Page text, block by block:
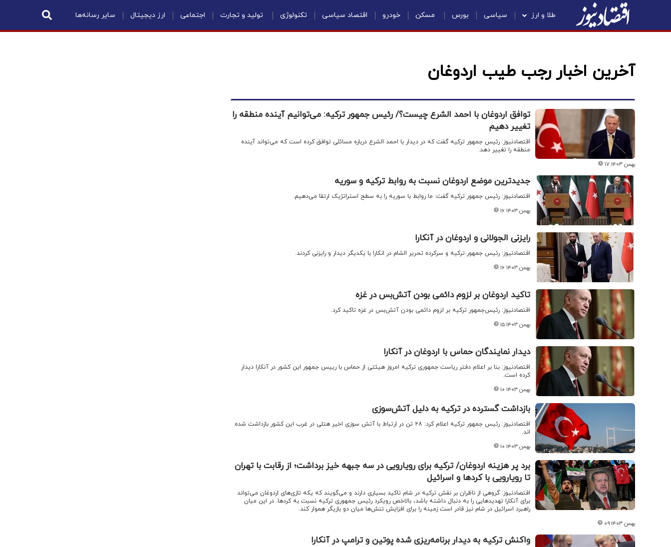
طلا و ارز سیاسی بورس مسکن خودرو اقتصاد سیاسی تکنولوژی تولید و تجارت اجتماعی ارز دیجیتال سایر رسانه‌ها
آخرین اخبار رجب طیب اردوغان
توافق اردوغان با احمد الشرع چیست؟/ رئیس جمهور ترکیه: می‌توانیم آینده منطقه را
تغییر دهیم
اقتصادنیوز: رئیس جمهور ترکیه گفت که در دیدار با احمد الشرع درباره مسائلی توافق کرده است که می‌تواند آینده
منطقه را تغییر دهد.
۱۷ بهمن ۱۴۰۳
جدیدترین موضع اردوغان نسبت به روابط ترکیه و سوریه
اقتصادنیوز: رئیس جمهور ترکیه گفت: ما روابط با سوریه را به سطح استراتژیک ارتقا می‌دهیم.
۱۶ بهمن ۱۴۰۳
رایزنی الجولانی و اردوغان در آنکارا
اقتصادنیوز: رئیس جمهور ترکیه و سرکرده تحریر الشام در انکارا با یکدیگر دیدار و رایزنی کردند.
۱۶ بهمن ۱۴۰۳
تاکید اردوغان بر لزوم دائمی بودن آتش‌بس در غزه
اقتصادنیوز: رئیس‌جمهور ترکیه بر لزوم دائمی بودن آتش‌بس در غزه تاکید کرد.
۱۵ بهمن ۱۴۰۳
دیدار نمایندگان حماس با اردوغان در آنکارا
اقتصادنیوز: بنا بر اعلام دفتر ریاست جمهوری ترکیه امروز هیئتی از حماس با رییس جمهور این کشور در آنکارا دیدار
کرده است.
۱۰ بهمن ۱۴۰۳
بازداشت گسترده در ترکیه به دلیل آتش‌سوزی
اقتصادنیوز: رئیس جمهور ترکیه اعلام کرد: ۲۸ تن در ارتباط با آتش سوزی اخیر هتلی در غرب این کشور بازداشت شده
اند.
۱۰ بهمن ۱۴۰۳
برد پر هزینه اردوغان/ ترکیه برای رویارویی در سه جبهه خیز برداشت؛ از رقابت با تهران
تا رویارویی با کردها و اسرائیل
اقتصادنیوز: گروهی از ناظران بر نقش ترکیه در شام تاکید بسیاری دارند و می‌گویند که یکه‌ تازی‌های اردوغان می‌تواند
برای آنکارا تهدیدهایی را به دنبال داشته باشد، بالاخص رویکرد رئیس جمهوری ترکیه نسبت به کردها. در این میان
راهبرد اسرائیل در شام نیز قادر است زمینه را برای افزایش تنش‌ها میان دو بازیگر هموار کند.
۰۹ بهمن ۱۴۰۳
واکنش ترکیه به دیدار برنامه‌ریزی شده پوتین و ترامپ در آنکارا